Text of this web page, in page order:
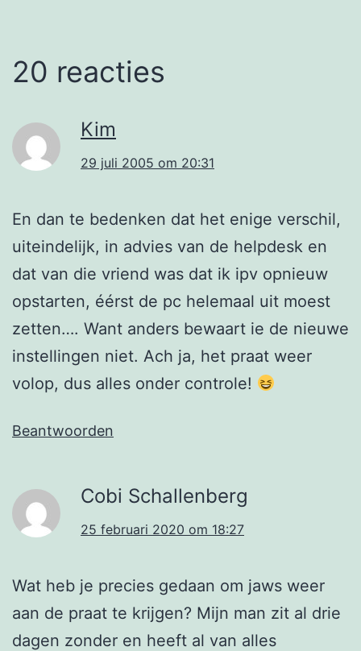
20 reacties
Kim
29 juli 2005 om 20:31
En dan te bedenken dat het enige verschil,
uiteindelijk, in advies van de helpdesk en
dat van die vriend was dat ik ipv opnieuw
opstarten, éérst de pc helemaal uit moest
zetten…. Want anders bewaart ie de nieuwe
instellingen niet. Ach ja, het praat weer
volop, dus alles onder controle!
Beantwoorden
Cobi Schallenberg
25 februari 2020 om 18:27
Wat heb je precies gedaan om jaws weer
aan de praat te krijgen? Mijn man zit al drie
dagen zonder en heeft al van alles